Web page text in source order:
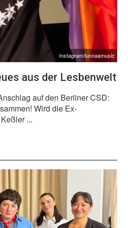
Instagram/lunnaamusic
aus der Lesbenwelt
auf den Berliner CSD:
Wird die Ex-
...